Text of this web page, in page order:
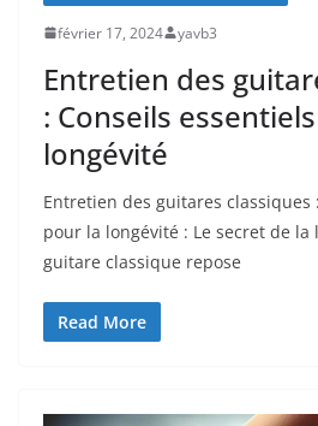
février 17, 2024 yavb3
Entretien des
: Conseils
longévité
Entretien des guitares classiques
pour la longévité⁤ : Le secret de la
guitare classique repose
Read More